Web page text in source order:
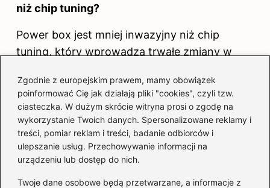
Zgodnie z europejskim prawem, mamy obowiązek
poinformować Cię jak działają pliki "cookies", czyli tzw.
ciasteczka. W dużym skrócie witryna prosi o zgodę na
wykorzystanie Twoich danych. Spersonalizowane reklamy i
treści, pomiar reklam i treści, badanie odbiorców i
ulepszanie usług. Przechowywanie informacji na
urządzeniu lub dostęp do nich.
Twoje dane osobowe będą przetwarzane, a informacje z
niż chip tuning?
Power box jest mniej inwazyjny niż chip
tuning, który wprowadza trwałe zmiany w
demontażu, power box umożliwia powrót do
fabrycznych ustawień, co jest istotne dla
kierowców, którzy mogą potrzebować
serwisowania w czasie trwania gwarancji.
Jakie ryzyko niesie ze sobą stosowanie
tanich power boxów?